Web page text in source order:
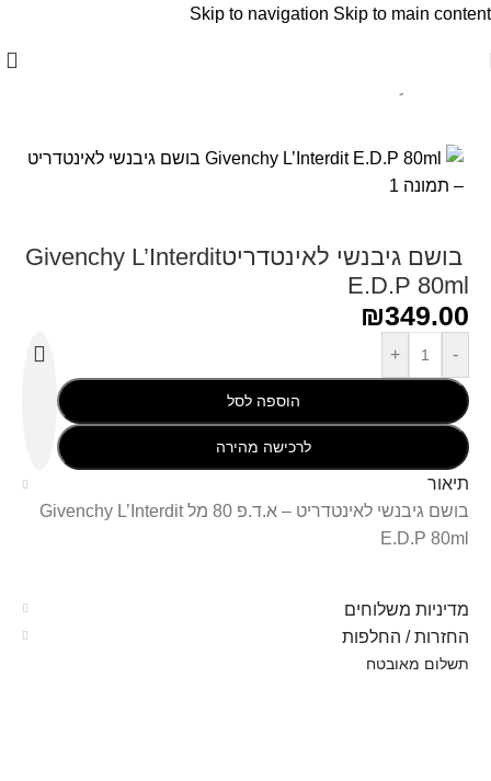
Skip to navigation Skip to main content
‏ בושם גיבנשי לאינטדריטGivenchy L’Interdit
E.D.P 80ml ‏
₪349.00
-
+
הוספה לסל
לרכישה מהירה
תיאור
‏בושם גיבנשי לאינטדריט – א.ד.פ 80 מל Givenchy L’Interdit
E.D.P 80ml ‏
מדיניות משלוחים
החזרות / החלפות
תשלום מאובטח